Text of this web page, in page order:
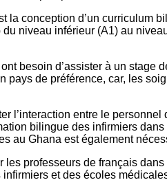
conception d’un curriculum
niveau inférieur (A1) au
besoin d’assister à un stage
de préférence, car, les
entre le personnel
bilingue des infirmiers
au Ghana est également
professeurs de français
et des écoles